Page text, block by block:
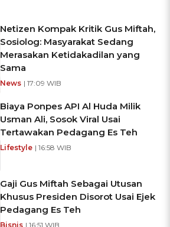
Netizen Kompak Kritik Gus Miftah,
Sosiolog: Masyarakat Sedang
Merasakan Ketidakadilan yang
Sama
News | 17:09 WIB
Biaya Ponpes API Al Huda Milik
Usman Ali, Sosok Viral Usai
Tertawakan Pedagang Es Teh
Lifestyle | 16:58 WIB
Gaji Gus Miftah Sebagai Utusan
Khusus Presiden Disorot Usai Ejek
Pedagang Es Teh
Bisnis | 16:51 WIB